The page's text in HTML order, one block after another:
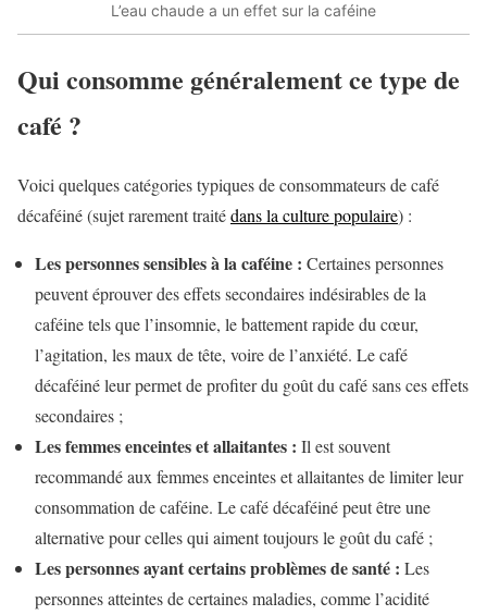
L’eau chaude a un effet sur la caféine
Qui consomme généralement ce type de
café ?
Voici quelques catégories typiques de consommateurs de café
décaféiné (sujet rarement traitédans la culture populaire) :
Les personnes sensibles à la caféine : Certaines personnes
peuvent éprouver des effets secondaires indésirables de la
caféine tels que l’insomnie, le battement rapide du cœur,
l’agitation, les maux de tête, voire de l’anxiété. Le café
décaféiné leur permet de profiter du goût du café sans ces effets
secondaires ;
Les femmes enceintes et allaitantes : Il est souvent
recommandé aux femmes enceintes et allaitantes de limiter leur
consommation de caféine. Le café décaféiné peut être une
alternative pour celles qui aiment toujours le goût du café ;
Les personnes ayant certains problèmes de santé : Les
personnes atteintes de certaines maladies, comme l’acidité